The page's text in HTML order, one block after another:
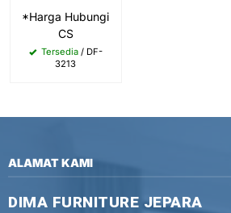
*Harga Hubungi
CS
Tersedia/ DF-
3213
ALAMAT KAMI
DIMA FURNITURE JEPARA